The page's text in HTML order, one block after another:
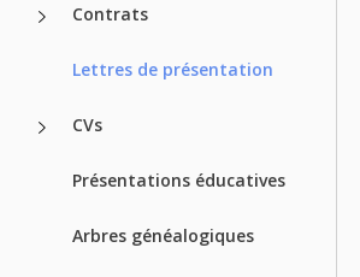
Contrats
Lettres de présentation
CVs
Présentations éducatives
Arbres généalogiques